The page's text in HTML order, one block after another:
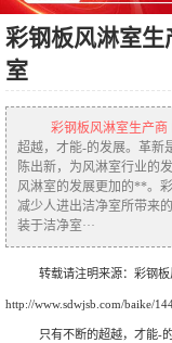
彩钢板风淋室生
室
彩钢板风淋室生产商
超越，才能-的发展。革新
陈出新，为风淋室行业的
风淋室的发展更加的**。
减少人进出洁净室所带来
装于洁净室···
转载请注明来源： 彩钢
http://www.sdwjsb.com/baike/
只有不断的超越，才能-